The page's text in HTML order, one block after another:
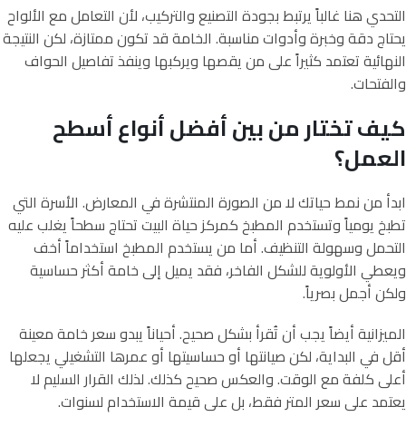
التحدي هنا غالباً يرتبط بجودة التصنيع والتركيب، لأن التعامل مع الألواح
يحتاج دقة وخبرة وأدوات مناسبة. الخامة قد تكون ممتازة، لكن النتيجة
النهائية تعتمد كثيراً على من يقصها ويركبها وينفذ تفاصيل الحواف
والفتحات.
كيف تختار من بين أفضل أنواع أسطح
العمل؟
ابدأ من نمط حياتك لا من الصورة المنتشرة في المعارض. الأسرة التي
تطبخ يومياً وتستخدم المطبخ كمركز حياة البيت تحتاج سطحاً يغلب عليه
التحمل وسهولة التنظيف. أما من يستخدم المطبخ استخداماً أخف
ويعطي الأولوية للشكل الفاخر، فقد يميل إلى خامة أكثر حساسية
ولكن أجمل بصرياً.
الميزانية أيضاً يجب أن تُقرأ بشكل صحيح. أحياناً يبدو سعر خامة معينة
أقل في البداية، لكن صيانتها أو حساسيتها أو عمرها التشغيلي يجعلها
أعلى كلفة مع الوقت. والعكس صحيح كذلك. لذلك القرار السليم لا
يعتمد على سعر المتر فقط، بل على قيمة الاستخدام لسنوات.